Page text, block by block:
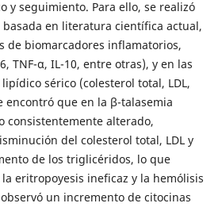
y seguimiento. Para ello, se realizó
en literatura científica actual,
de biomarcadores inflamatorios,
TNF-α, IL-10, entre otras), y en las
sérico (colesterol total, LDL,
encontró que en la β-talasemia
consistentemente alterado,
del colesterol total, LDL y
de los triglicéridos, lo que
eritropoyesis ineficaz y la hemólisis
un incremento de citocinas